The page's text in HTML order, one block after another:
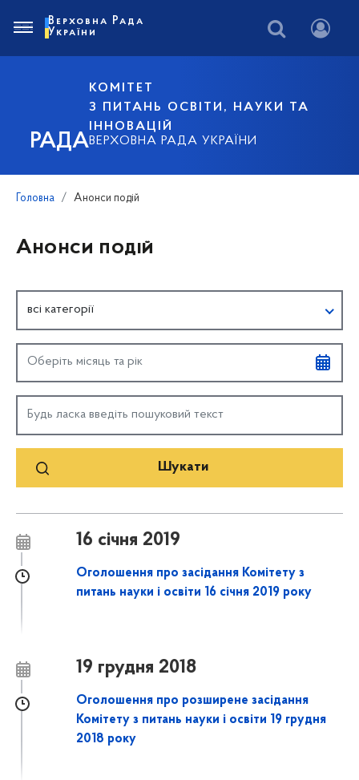
РАДА
КОМІТЕТ
З ПИТАНЬ ОСВІТИ, НАУКИ ТА
ІННОВАЦІЙ
ВЕРХОВНА РАДА УКРАЇНИ
Верховна Рада
України
Головна Анонси подій
Анонси подій
всі категорії
16 січня 2019
Оголошення про засідання Комітету з
питань науки і освіти 16 січня 2019 року
19 грудня 2018
Оголошення про розширене засідання
Комітету з питань науки і освіти 19 грудня
2018 року